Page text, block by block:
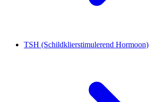
TSH (Schildklierstimulerend Hormoon)